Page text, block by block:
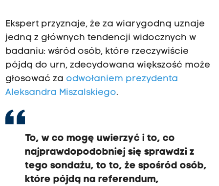
Ekspert przyznaje, że za wiarygodną uznaje
jedną z głównych tendencji widocznych w
badaniu: wśród osób, które rzeczywiście
pójdą do urn, zdecydowana większość może
głosować za odwołaniem prezydenta
Aleksandra Miszalskiego.
To, w co mogę uwierzyć i to, co
najprawdopodobniej się sprawdzi z
tego sondażu, to to, że spośród osób,
które pójdą na referendum,